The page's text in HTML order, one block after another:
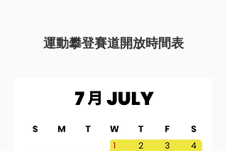
運動攀登賽道開放時間表